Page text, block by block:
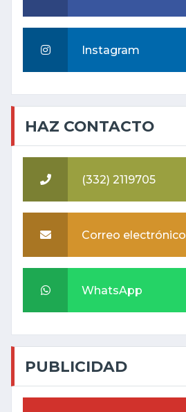
Instagram
HAZ CONTACTO
(332) 2119705
Correo electrónico
WhatsApp
PUBLICIDAD